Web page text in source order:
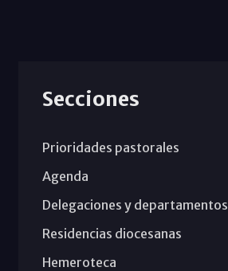
Secciones
Prioridades pastorales
Agenda
Delegaciones y departamentos
Residencias diocesanas
Hemeroteca